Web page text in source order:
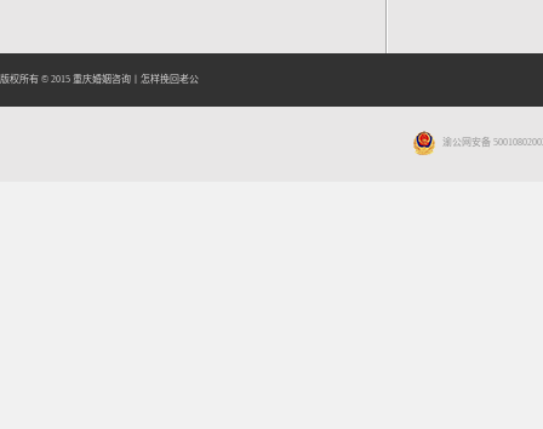
版权所有 © 2015 重庆婚姻咨询 怎样挽回老公
渝公网安备